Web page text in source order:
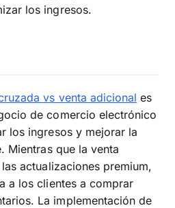
los ingresos.
vs venta adicional es
de comercio electrónico
los ingresos y mejorar la
Mientras que la venta
actualizaciones premium,
a los clientes a comprar
La implementación de